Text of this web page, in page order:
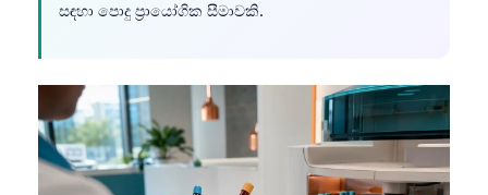
සඳහා පොදු ප්‍රායෝගික සීමාවකි.